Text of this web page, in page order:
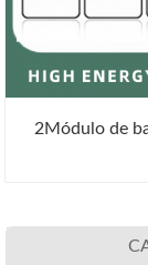
2Módulo de